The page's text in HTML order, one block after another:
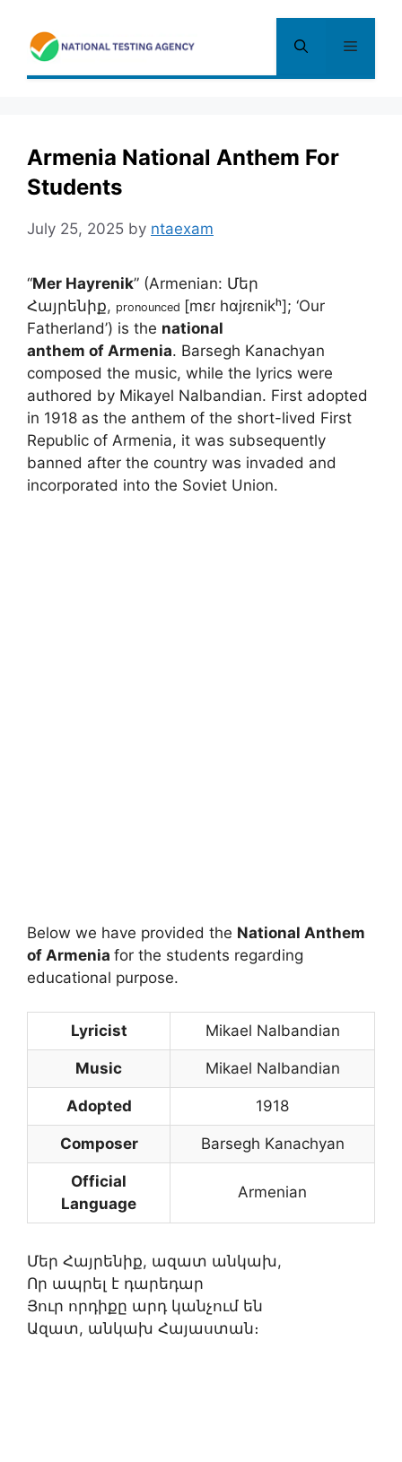
content
Menu
Armenia National Anthem For
Students
July 25, 2025 by ntaexam
“Mer Hayrenik” (Armenian: Մեր
Հայրենիք, pronounced [mɛɾ hɑjɾɛnikʰ] ; ‘Our
Fatherland’) is the national
anthem of Armenia. Barsegh Kanachyan
composed the music, while the lyrics were
authored by Mikayel Nalbandian. First adopted
in 1918 as the anthem of the short-lived First
Republic of Armenia, it was subsequently
banned after the country was invaded and
incorporated into the Soviet Union.
Below we have provided the National Anthem
of Armenia for the students regarding
educational purpose.
Lyricist Mikael Nalbandian
Music Mikael Nalbandian
Adopted 1918
Composer Barsegh Kanachyan
Official
Language
Armenian
Մեր Հայրենիք, ազատ անկախ,
Որ ապրել է դարեդար
Յուր որդիքը արդ կանչում են
Ազատ, անկախ Հայաստան։